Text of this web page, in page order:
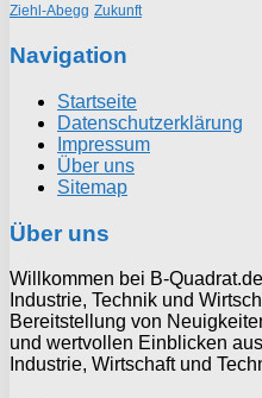
Ziehl-Abegg Zukunft
Navigation
Startseite
Datenschutzerklärung
Impressum
Über uns
Sitemap
Über uns
Willkommen bei B-
Industrie, Technik und
Bereitstellung von
und wertvollen Einblicken
Industrie, Wirtschaft und